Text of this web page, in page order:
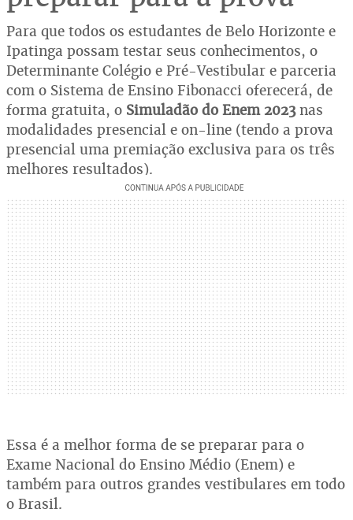
Para que todos os estudantes de Belo Horizonte e
Ipatinga possam testar seus conhecimentos, o
Determinante Colégio e Pré-Vestibular e parceria
com o Sistema de Ensino Fibonacci oferecerá, de
forma gratuita, o Simuladão do Enem 2023nas
modalidades presencial e on-line (tendo a prova
presencial uma premiação exclusiva para os três
melhores resultados).
Essa é a melhor forma de se preparar para o
Exame Nacional do Ensino Médio (Enem) e
também para outros grandes vestibulares em todo
o Brasil.